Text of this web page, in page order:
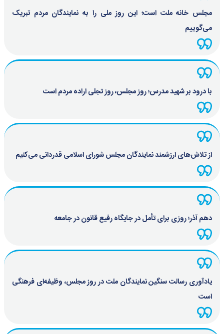
مجلس خانه ملت است؛ این روز ملی را به نمایندگان مردم تبریک
می‌گوییم
با درود بر شهید مدرس؛ روز مجلس، روز تجلی اراده مردم است
از تلاش‌های ارزشمند نمایندگان مجلس شورای اسلامی قدردانی می‌کنیم
دهم آذر؛ روزی برای تأمل در جایگاه رفیع قانون در جامعه
یادآوری رسالت سنگین نمایندگان ملت در روز مجلس، وظیفه‌ای فرهنگی
است